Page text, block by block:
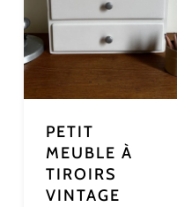
PETIT
MEUBLE À
TIROIRS
VINTAGE